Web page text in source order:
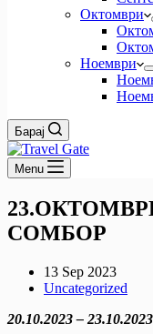
Октомври
Ноември
Барај
Menu
СОМБОР
13 Sep 2023
Uncategorized
20.10.2023 – 23.10.2023